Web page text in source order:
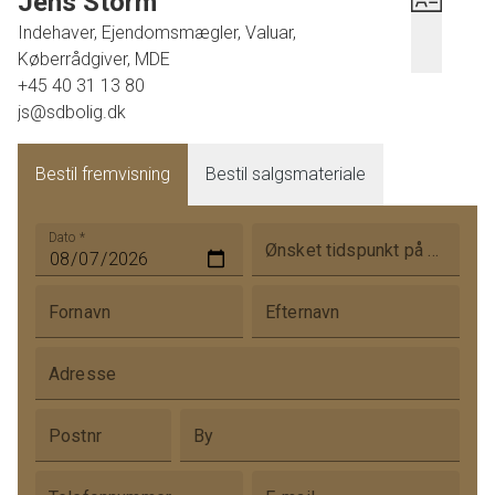
Indehaver, Ejendomsmægler, Valuar,
Køberrådgiver, MDE
+45 40 31 13 80
js@sdbolig.dk
Bestil fremvisning Bestil salgsmateriale
Dato *
Ønsket tidspunkt på dagen
Fornavn Efternavn
Adresse
Postnr By